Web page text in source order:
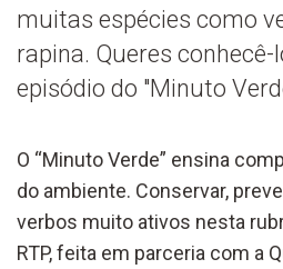
muitas espécies como
rapina. Queres conhecê-
episódio do "Minuto
O “Minuto Verde” ensina
do ambiente. Conservar,
verbos muito ativos nesta
RTP, feita em parceria com a